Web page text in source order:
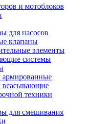
и мотоблоков
для насосов
клапаны
элементы
системы
техники
для смешивания